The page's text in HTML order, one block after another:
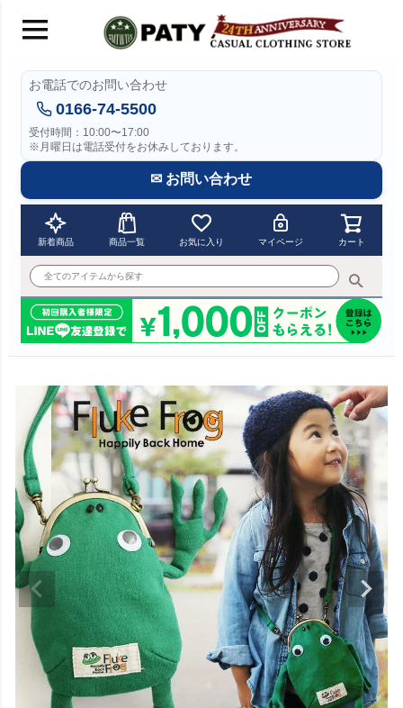
お電話でのお問い合わせ
0166-74-5500
受付時間：10:00〜17:00
※月曜日は電話受付をお休みしております。
✉ お問い合わせ
新着商品 商品一覧 お気に入り マイページ カート